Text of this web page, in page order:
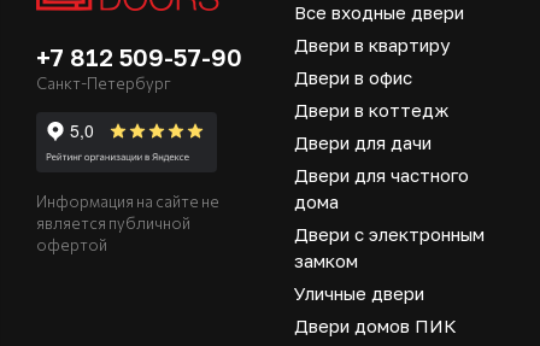
+7 812 509-57-90
Санкт-Петербург
Информация на сайте не
является публичной
офертой
Все входные двери
Двери в квартиру
Двери в офис
Двери в коттедж
Двери для дачи
Двери для частного
дома
Двери с электронным
замком
Уличные двери
Двери домов ПИК